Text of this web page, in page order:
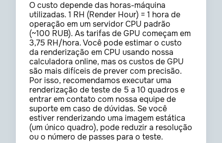
O custo depende das horas-máquina
utilizadas. 1 RH (Render Hour) = 1 hora de
operação em um servidor CPU padrão
(~100 RUB). As tarifas de GPU começam em
3,75 RH/hora. Você pode estimar o custo
da renderização em CPU usando nossa
calculadora online, mas os custos de GPU
são mais difíceis de prever com precisão.
Por isso, recomendamos executar uma
renderização de teste de 5 a 10 quadros e
entrar em contato com nossa equipe de
suporte em caso de dúvidas. Se você
estiver renderizando uma imagem estática
(um único quadro), pode reduzir a resolução
ou o número de passes para o teste.